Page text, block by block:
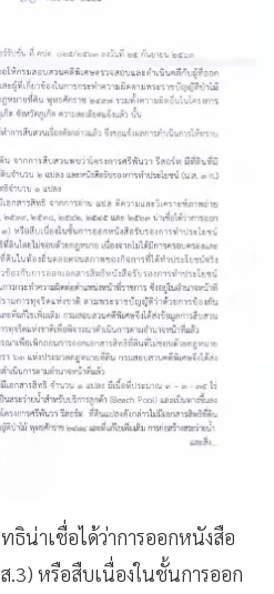
ธิน่าเชื่อได้ว่าการออกหนังสือ
.3) หรือสืบเนื่องในชั้นการออก